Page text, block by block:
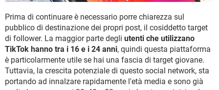
Prima di continuare è necessario porre chiarezza sul
pubblico di destinazione dei propri post, il cosiddetto target
di follower. La maggior parte degli utenti che utilizzano
TikTok hanno tra i 16 e i 24 anni, quindi questa piattaforma
è particolarmente utile se hai una fascia di target giovane.
Tuttavia, la crescita potenziale di questo social network, sta
portando ad innalzare rapidamente l'età media e sono già